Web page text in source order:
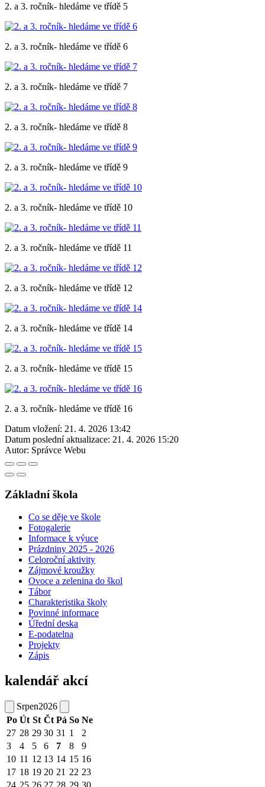
2. a 3. ročník- hledáme ve třídě 5
2. a 3. ročník- hledáme ve třídě 6
2. a 3. ročník- hledáme ve třídě 7
2. a 3. ročník- hledáme ve třídě 8
2. a 3. ročník- hledáme ve třídě 9
2. a 3. ročník- hledáme ve třídě 10
2. a 3. ročník- hledáme ve třídě 11
2. a 3. ročník- hledáme ve třídě 12
2. a 3. ročník- hledáme ve třídě 14
2. a 3. ročník- hledáme ve třídě 15
2. a 3. ročník- hledáme ve třídě 16
Datum vložení: 21. 4. 2026 13:42
Datum poslední aktualizace: 21. 4. 2026 15:20
Autor: Správce Webu
Základní škola
Co se děje ve škole
Fotogalerie
Informace k výuce
Prázdniny 2025 - 2026
Celoroční aktivity
Zájmové kroužky
Ovoce a zelenina do škol
Tábor
Charakteristika školy
Povinné informace
Úřední deska
E-podatelna
Projekty
Zápis
kalendář akcí
Srpen2026
Po Út St Čt Pá So Ne
27 28 29 30 31 1
2
3
4 5 6 7 8
9
10 11 12 13 14 15 16
17 18 19 20 21 22 23